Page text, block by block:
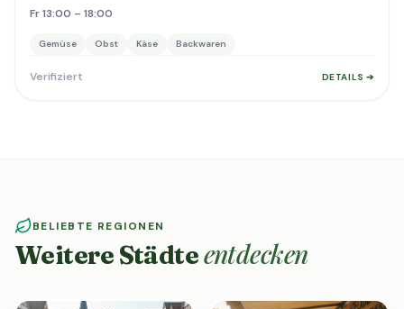
Fr 13:00 – 18:00
Gemüse Obst Käse Backwaren
Verifiziert DETAILS ➔
BELIEBTE REGIONEN
Weitere Städteentdecken